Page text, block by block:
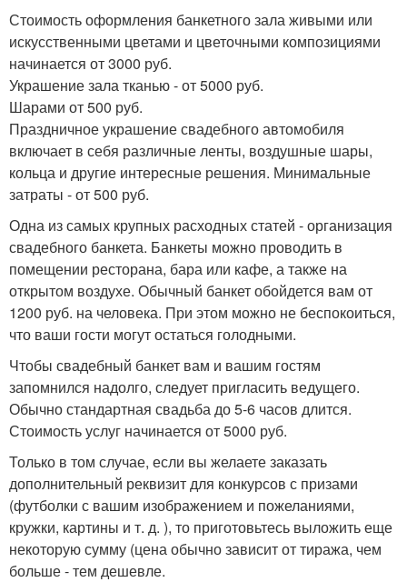
Стоимость оформления банкетного зала живыми или
искусственными цветами и цветочными композициями
начинается от 3000 руб.
Украшение зала тканью - от 5000 руб.
Шарами от 500 руб.
Праздничное украшение свадебного автомобиля
включает в себя различные ленты, воздушные шары,
кольца и другие интересные решения. Минимальные
затраты - от 500 руб.
Одна из самых крупных расходных статей - организация
свадебного банкета. Банкеты можно проводить в
помещении ресторана, бара или кафе, а также на
открытом воздухе. Обычный банкет обойдется вам от
1200 руб. на человека. При этом можно не беспокоиться,
что ваши гости могут остаться голодными.
Чтобы свадебный банкет вам и вашим гостям
запомнился надолго, следует пригласить ведущего.
Обычно стандартная свадьба до 5-6 часов длится.
Стоимость услуг начинается от 5000 руб.
Только в том случае, если вы желаете заказать
дополнительный реквизит для конкурсов с призами
(футболки с вашим изображением и пожеланиями,
кружки, картины и т. д. ), то приготовьтесь выложить еще
некоторую сумму (цена обычно зависит от тиража, чем
больше - тем дешевле.